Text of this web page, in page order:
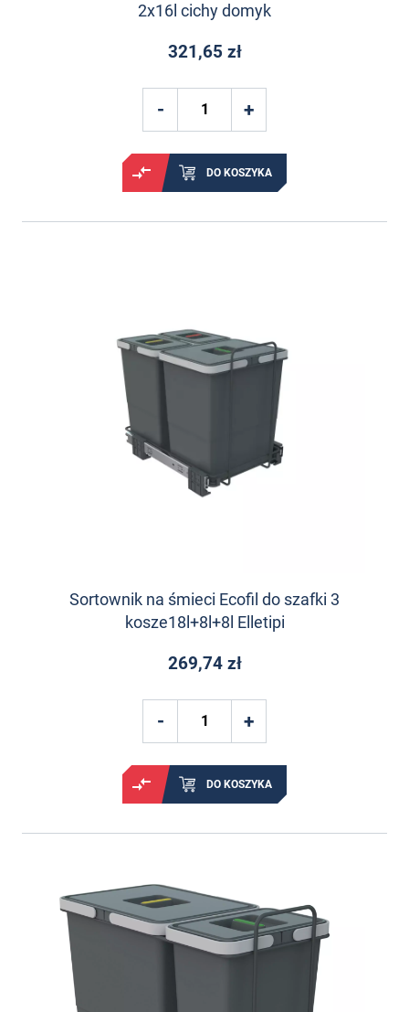
2x16l cichy domyk
321,65 zł
DO KOSZYKA
Sortownik na śmieci Ecofil do szafki 3
kosze18l+8l+8l Elletipi
269,74 zł
DO KOSZYKA